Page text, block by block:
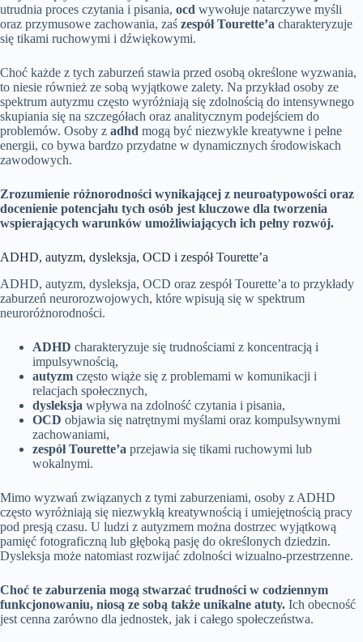
utrudnia proces czytania i pisania, ocd wywołuje natarczywe myśli
oraz przymusowe zachowania, zaś zespół Tourette’a charakteryzuje
się tikami ruchowymi i dźwiękowymi.
Choć każde z tych zaburzeń stawia przed osobą określone wyzwania,
to niesie również ze sobą wyjątkowe zalety. Na przykład osoby ze
spektrum autyzmu często wyróżniają się zdolnością do intensywnego
skupiania się na szczegółach oraz analitycznym podejściem do
problemów. Osoby z adhd mogą być niezwykle kreatywne i pełne
energii, co bywa bardzo przydatne w dynamicznych środowiskach
zawodowych.
Zrozumienie różnorodności wynikającej z neuroatypowości oraz
docenienie potencjału tych osób jest kluczowe dla tworzenia
wspierających warunków umożliwiających ich pełny rozwój.
ADHD, autyzm, dysleksja, OCD i zespół Tourette’a
ADHD, autyzm, dysleksja, OCD oraz zespół Tourette’a to przykłady
zaburzeń neurorozwojowych, które wpisują się w spektrum
neuroróżnorodności.
ADHD charakteryzuje się trudnościami z koncentracją i
impulsywnością,
autyzm często wiąże się z problemami w komunikacji i
relacjach społecznych,
dysleksja wpływa na zdolność czytania i pisania,
OCD objawia się natrętnymi myślami oraz kompulsywnymi
zachowaniami,
zespół Tourette’a przejawia się tikami ruchowymi lub
wokalnymi.
Mimo wyzwań związanych z tymi zaburzeniami, osoby z ADHD
często wyróżniają się niezwykłą kreatywnością i umiejętnością pracy
pod presją czasu. U ludzi z autyzmem można dostrzec wyjątkową
pamięć fotograficzną lub głęboką pasję do określonych dziedzin.
Dysleksja może natomiast rozwijać zdolności wizualno-przestrzenne.
Choć te zaburzenia mogą stwarzać trudności w codziennym
funkcjonowaniu, niosą ze sobą także unikalne atuty. Ich obecność
jest cenna zarówno dla jednostek, jak i całego społeczeństwa.